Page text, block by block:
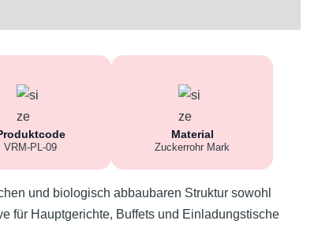
VRM-PL-09
Material
Zuckerrohr Mark
und biologisch abbaubaren Struktur sowohl
für Hauptgerichte, Buffets und Einladungstische